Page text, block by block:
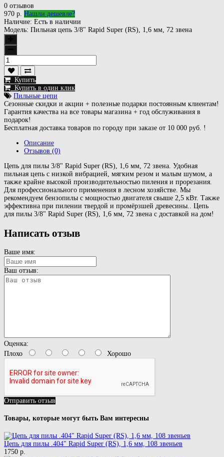
0 отзывов
970 р. Нашли дешевле?
Наличие: Есть в наличии
Модель: Пильная цепь 3/8" Rapid Super (RS), 1,6 мм, 72 звена
Купить
Купить в один клик
Пильные цепи
Сезонные скидки и акции + полезные подарки постоянным клиентам!
Гарантия качества на все товары магазина + год обслуживания в
подарок!
Бесплатная доставка товаров по городу при заказе от 10 000 руб. !
Описание
Отзывов (0)
Цепь для пилы 3/8" Rapid Super (RS), 1,6 мм, 72 звена. Удобная
пильная цепь с низкой вибрацией, мягким резом и малым шумом, а
также крайне высокой производительностью пиления и прорезания.
Для профессионального применения в лесном хозяйстве. Мы
рекомендуем бензопилы с мощностью двигателя свыше 2,5 кВт. Также
эффективна при пилении твердой и промёрзшей древесины.. Цепь
для пилы 3/8" Rapid Super (RS), 1,6 мм, 72 звена с доставкой на дом!
Написать отзыв
Ваше имя:
Ваш отзыв:
Оценка:
Плохо
Хорошо
Отправить отзыв
Товары, которые могут быть Вам интересны
Цепь для пилы .404" Rapid Super (RS), 1,6 мм, 108 звеньев
1750 р.